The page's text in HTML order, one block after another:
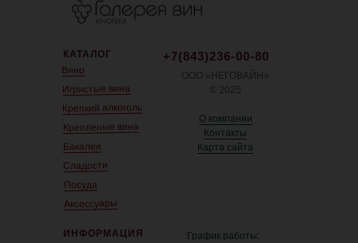
КАТАЛОГ
Вино
Игристые вина
Крепкий алкоголь
Крепленые вина
Бакалея
Сладости
Посуда
Аксессуары
ИНФОРМАЦИЯ
График работы:
ООО «НЕГОВАЙН»
© 2025
О компании
Контакты
Карта сайта
+7(843)236-00-80